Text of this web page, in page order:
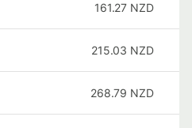
161.27 NZD
215.03 NZD
268.79 NZD